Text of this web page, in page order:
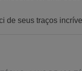
de seus traços